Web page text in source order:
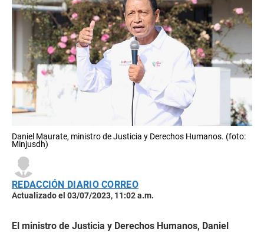
Daniel Maurate, ministro de Justicia y Derechos Humanos. (foto:
Minjusdh)
REDACCIÓN DIARIO CORREO
Actualizado el 03/07/2023, 11:02 a.m.
El ministro de Justicia y Derechos Humanos, Daniel